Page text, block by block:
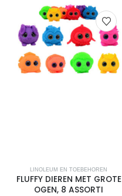
LINOLEUM EN TOEBEHOREN
FLUFFY DIEREN MET GROTE
OGEN, 8 ASSORTI